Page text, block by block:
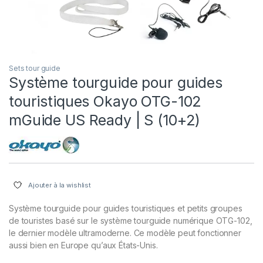
Sets tour guide
Système tourguide pour guides
touristiques Okayo OTG-102
mGuide US Ready | S (10+2)
Ajouter à la wishlist
Système tourguide pour guides touristiques et petits groupes
de touristes basé sur le système tourguide numérique OTG-102,
le dernier modèle ultramoderne. Ce modèle peut fonctionner
aussi bien en Europe qu’aux États-Unis.